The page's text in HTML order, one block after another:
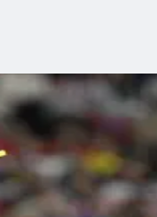
Belli Oldu